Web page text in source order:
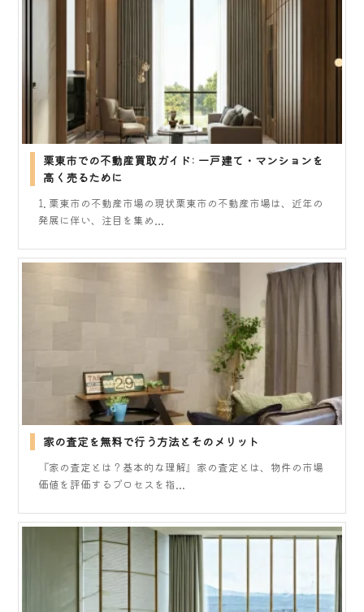
栗東市での不動産買取ガイド: 一戸建て・マンションを
高く売るために
1. 栗東市の不動産市場の現状栗東市の不動産市場は、近年の
発展に伴い、注目を集め...
家の査定を無料で行う方法とそのメリット
『家の査定とは？基本的な理解』家の査定とは、物件の市場
価値を評価するプロセスを指...